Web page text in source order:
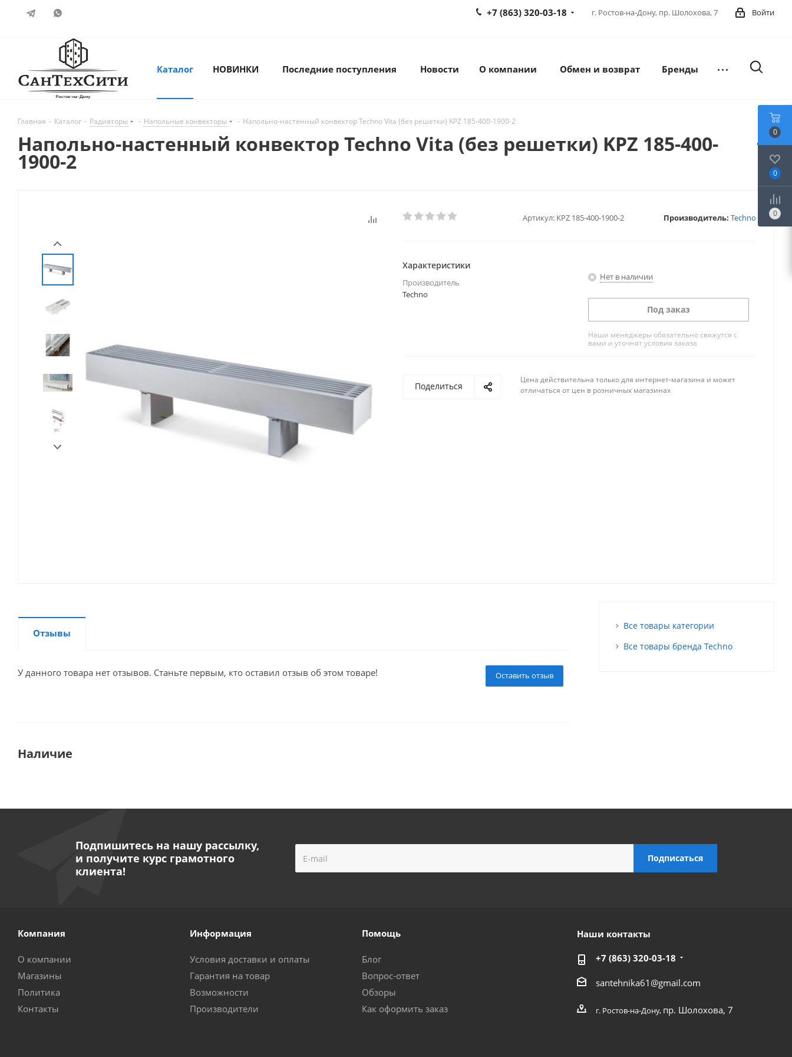
Войти
г. Ростов-на-Дону, пр. Шолохова, 7
+7 (863) 320-03-18
Каталог НОВИНКИ Последние поступления Новости О компании Обмен и возврат Бренды
Главная - Каталог - Радиаторы - Напольные конвекторы - Напольно-настенный конвектор Techno Vita (без решетки) KPZ 185-400-1900-2
Напольно-настенный конвектор Techno Vita (без решетки) KPZ 185-400-
1900-2
Артикул: KPZ 185-400-1900-2 Производитель: Techno
Характеристики
Производитель
Techno
Нет в наличии
Под заказ
Наши менеджеры обязательно свяжутся с
вами и уточнят условия заказа
Поделиться
Цена действительна только для интернет-магазина и может
отличаться от цен в розничных магазинах
Отзывы
Оставить отзыв
У данного товара нет отзывов. Станьте первым, кто оставил отзыв об этом товаре!
Наличие
Все товары категории
Все товары бренда Techno
Подпишитесь на нашу рассылку,
и получите курс грамотного
клиента!
Компания
О компании
Магазины
Политика
Контакты
Информация
Условия доставки и оплаты
Гарантия на товар
Возможности
Производители
Помощь
Блог
Вопрос-ответ
Обзоры
Как оформить заказ
Наши контакты
+7 (863) 320-03-18
santehnika61@gmail.com
г. Ростов-на-Дону, пр. Шолохова, 7
0
0
0